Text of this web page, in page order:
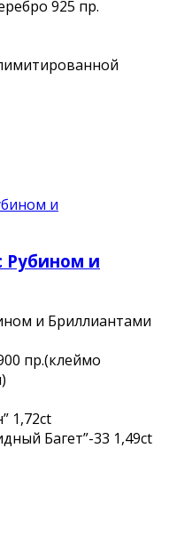
925 пр.
Рубином и
и Бриллиантами
пр.(клеймо
1,72сt
Багет”-33 1,49ct